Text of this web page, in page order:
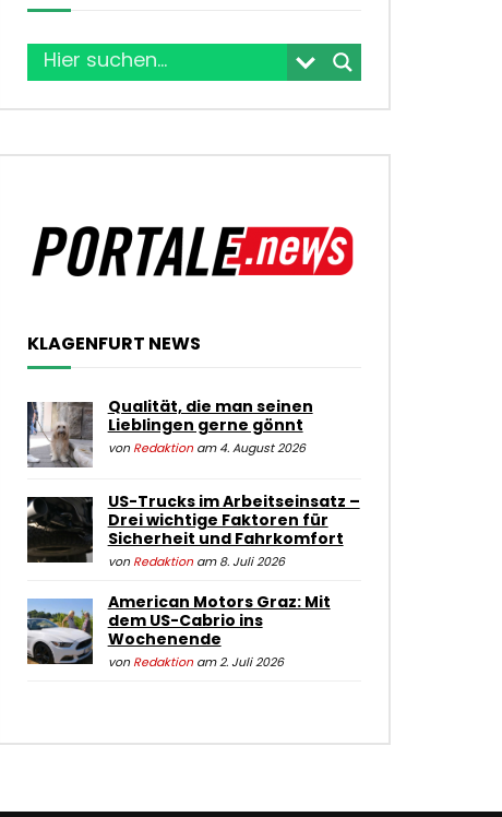
KLAGENFURT NEWS
Qualität, die man seinen
Lieblingen gerne gönnt
von Redaktionam 4. August 2026
US-Trucks im Arbeitseinsatz –
Drei wichtige Faktoren für
Sicherheit und Fahrkomfort
von Redaktionam 8. Juli 2026
American Motors Graz: Mit
dem US-Cabrio ins
Wochenende
von Redaktionam 2. Juli 2026